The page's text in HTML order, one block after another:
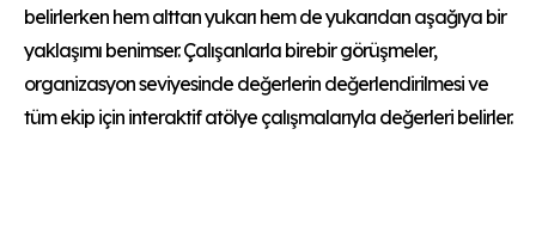
belirlerken hem alttan yukarı hem de yukarıdan aşağıya bir
yaklaşımı benimser. Çalışanlarla birebir görüşmeler,
organizasyon seviyesinde değerlerin değerlendirilmesi ve
tüm ekip için interaktif atölye çalışmalarıyla değerleri belirler.